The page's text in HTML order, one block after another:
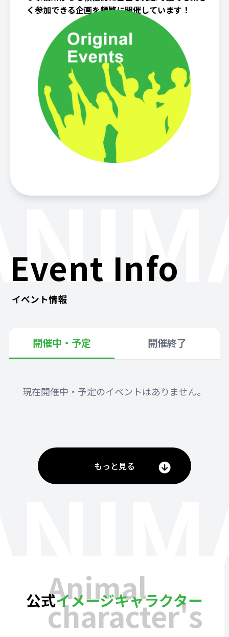
く参加できる企画を頻繁に開催しています！
Event Info
イベント情報
開催中・予定 開催終了
現在開催中・予定のイベントはありません。
もっと見る
公式イメージキャラクター
Animal
character's